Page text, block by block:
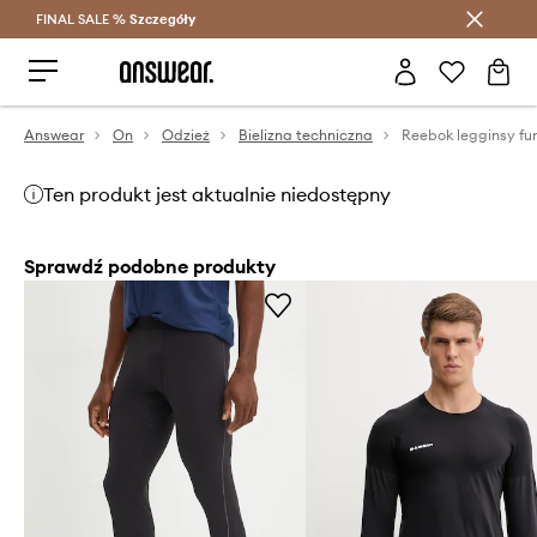
Oszczędzaj z Answear Club >
FINAL SALE % Szczegóły
Answear On Odzież Bielizna techniczna
Ten produkt jest aktualnie niedostępny
Sprawdź podobne produkty